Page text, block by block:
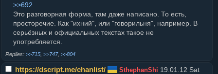
>>692
Это разговорная форма, там даже написано. То есть,
просторечие. Как "ихний", или "говорильня", например. В
серьёзных и официальных текстах такое не
употребляется.
>>715 >>747, >>804
https://dscript.me/chanlist/ SthephanShi 19.01.12 Sat